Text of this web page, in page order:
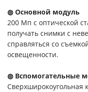
◍ Основной модуль
200 Мп с оптической
получать снимки с
справляться со
освещенности.
◍ Вспомогательные